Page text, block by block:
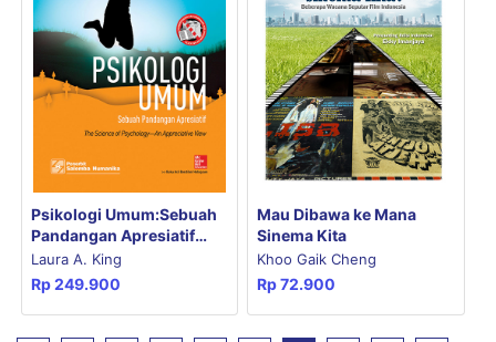
Psikologi Umum:Sebuah
Pandangan Apresiatif
(e3) 2
Laura A. King
Rp249.900
Mau Dibawa ke Mana
Sinema Kita
Khoo Gaik Cheng
Rp72.900